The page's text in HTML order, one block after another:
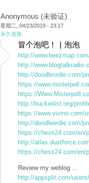
Anonymous (未验证)
星期二, 04/23/2019 - 23:17
永久连接
冒个泡吧！ | 泡泡
http://
http://
http://doodleordie.com/
https://
https://
http://bucketlist.org/
https://www.vivino.com/
http://doodleordie.com/
https://chess24.com/en/
http://
https://chess24.com/en/
Review my weblog ...
http://appsplit.com/